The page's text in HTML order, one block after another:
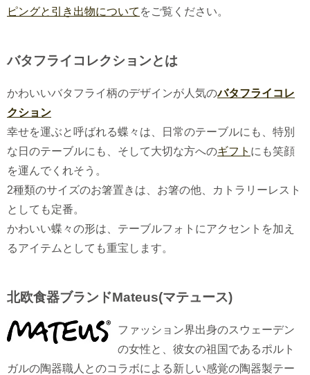
ピングと引き出物について をご覧ください。
バタフライコレクションとは
かわいいバタフライ柄のデザインが人気のバタフライコレ
クション
幸せを運ぶと呼ばれる蝶々は、日常のテーブルにも、特別
な日のテーブルにも、そして大切な方へのギフト にも笑顔
を運んでくれそう。
2種類のサイズのお箸置きは、お箸の他、カトラリーレスト
としても定番。
かわいい蝶々の形は、テーブルフォトにアクセントを加え
るアイテムとしても重宝します。
北欧食器ブランドMateus(マテュース)
ファッション界出身のスウェーデン
の女性と、彼女の祖国であるポルト
ガルの陶器職人とのコラボによる新しい感覚の陶器製テー